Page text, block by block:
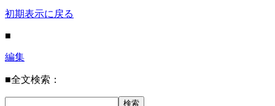
初期表示に戻る
■
編集
■全文検索：